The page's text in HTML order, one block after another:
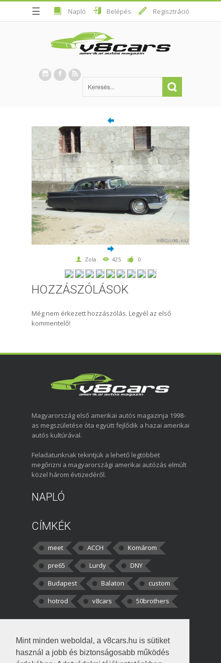
Mint minden weboldal, a v8cars.hu is sütiket
használ a jobb és biztonságosabb működés
☰ Napló Belépés Regisztráció
Zola 425 0
HOZZÁSZÓLÁSOK
Még nem érkezett hozzászólás. Legyél az első
kommentelő!
Magyarország első amerikai autós magazinja 1998-
as megszületése óta együtt fejlődik a hazai amerikai
autós kultúrával.
Feladatunknak tekintjük a lehető legtöbbet
megőrizni a magyarországi amerikai autózás elmúlt
közel három évtizedéről.
NAPLÓ
CÍMKÉK
meet ACCH
Komárom
pre65
Lurdy
DNY
Budapest
Balaton
custom
hotrod
v8cars 50brothers
kortisz:Elszúrtam! Én csak két
darabbaal számoltam. Nem tudtam, hogy fél autót,